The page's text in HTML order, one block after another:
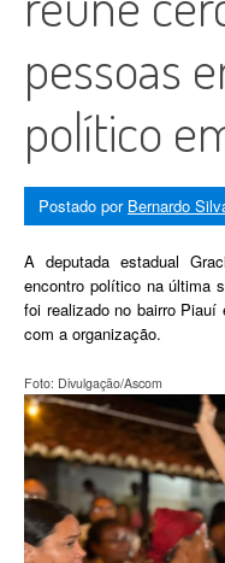
pessoas
político
Postado por Bernardo
A deputada estadual
encontro político na última
foi realizado no bairro
com a organização.
Foto: Divulgação/Ascom